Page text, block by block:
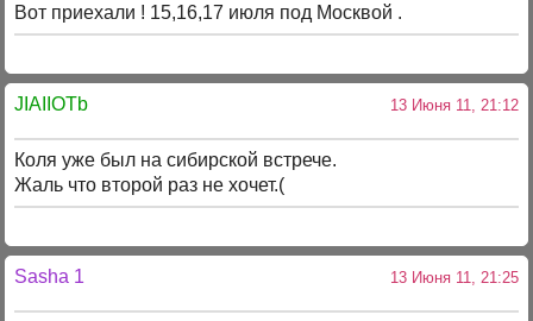
Вот приехали ! 15,16,17 июля под Москвой .
JIAIIOTb 13 Июня 11, 21:12
Коля уже был на сибирской встрече.
Жаль что второй раз не хочет.(
Sasha 1 13 Июня 11, 21:25